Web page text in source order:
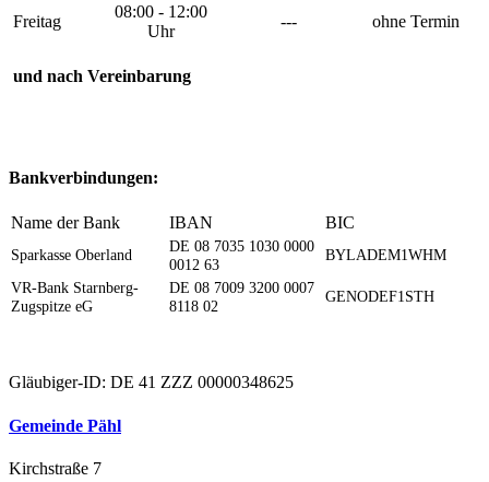
Freitag
08:00 - 12:00
Uhr
--- ohne Termin
und nach Vereinbarung
Bankverbindungen:
Name der Bank IBAN BIC
Sparkasse Oberland
DE 08 7035 1030 0000
0012 63
BYLADEM1WHM
VR-Bank Starnberg-
Zugspitze eG
DE 08 7009 3200 0007
8118 02
GENODEF1STH
Gläubiger-ID: DE 41 ZZZ 00000348625
Gemeinde Pähl
Kirchstraße 7